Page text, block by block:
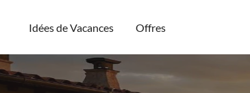
Idées de Vacances Offres